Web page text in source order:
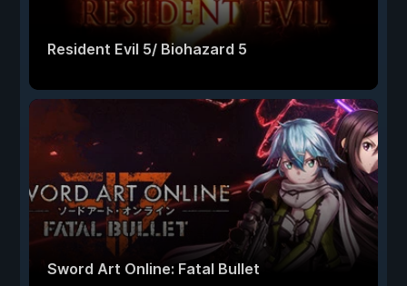
Resident Evil 5/ Biohazard 5
Sword Art Online: Fatal Bullet